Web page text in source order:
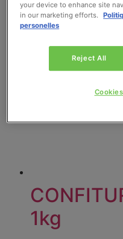
1kg
your device to enhance site
in our marketing efforts.
personelles
Reject All